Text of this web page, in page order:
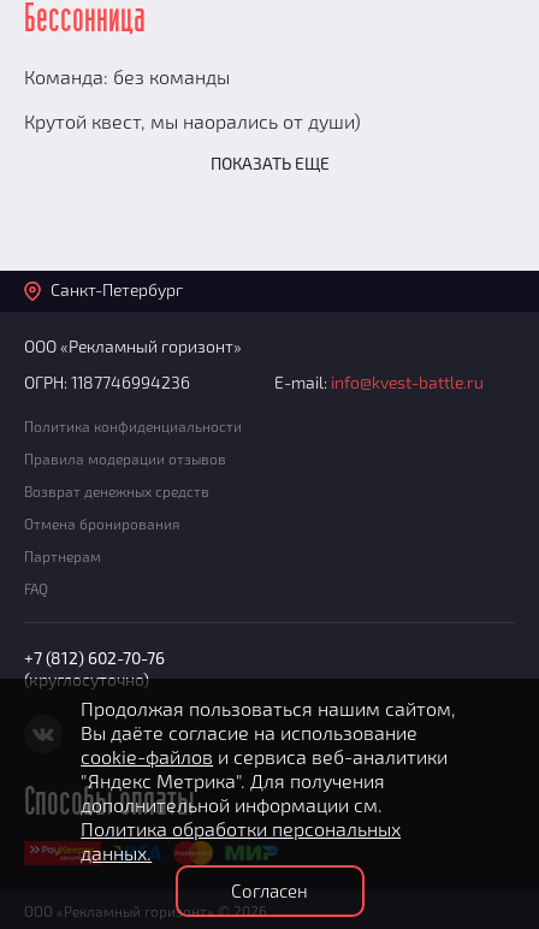
Бессонница
Команда: без команды
Крутой квест, мы наорались от души)
ПОКАЗАТЬ ЕЩЕ
Санкт-Петербург
ООО «Рекламный горизонт»
ОГРН: 1187746994236
E-mail: info@kvest-battle.ru
Политика конфиденциальности
Правила модерации отзывов
Возврат денежных средств
Отмена бронирования
Партнерам
FAQ
+7 (812) 602-70-76
(круглосуточно)
Способы оплаты
ООО «Рекламный горизонт» © 2026
Продолжая пользоваться нашим сайтом,
Вы даёте согласие на использование
cookie-файлов и сервиса веб-аналитики
"Яндекс Метрика". Для получения
дополнительной информации см.
Политика обработки персональных
данных.
Согласен